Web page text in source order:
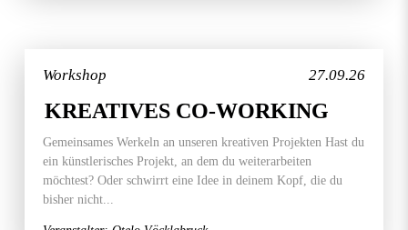
27.09.26
Workshop
KREATIVES CO-WORKING
Gemeinsames Werkeln an unseren kreativen Projekten Hast du
ein künstlerisches Projekt, an dem du weiterarbeiten
möchtest? Oder schwirrt eine Idee in deinem Kopf, die du
bisher nicht...